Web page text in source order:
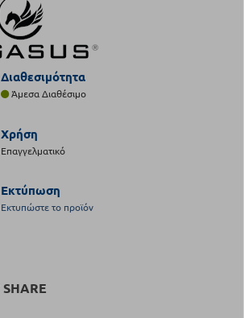
Διαθεσιμότητα
Άμεσα Διαθέσιμο
Χρήση
Επαγγελματικό
Εκτύπωση
Εκτυπώστε το προϊόν
SHARE